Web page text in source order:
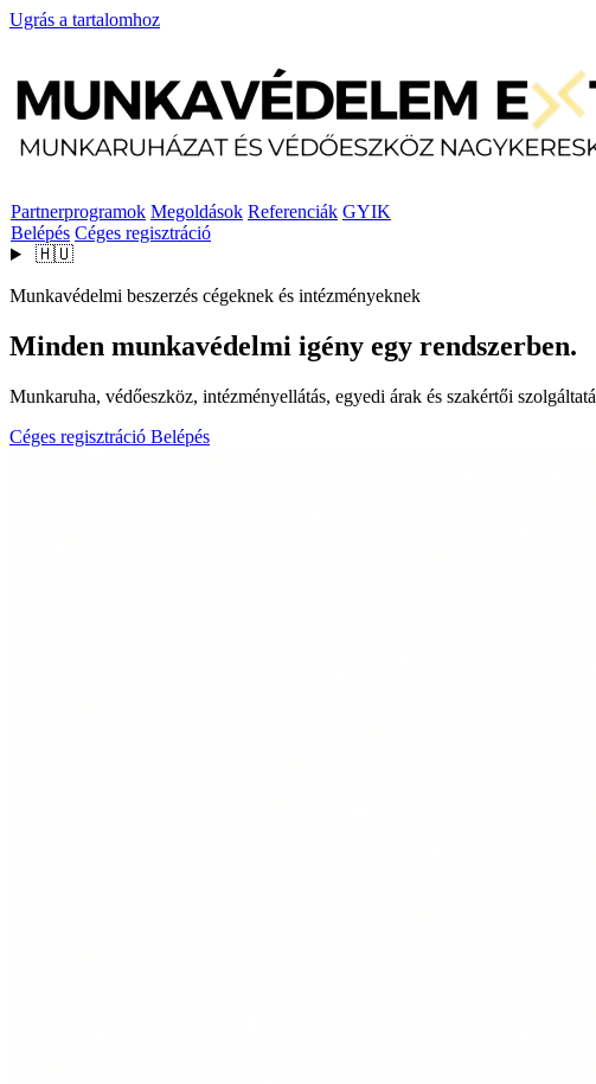
Ugrás a tartalomhoz
Partnerprogramok Megoldások Referenciák GYIK
Belépés Céges regisztráció
🇭🇺
Munkavédelmi beszerzés cégeknek és intézményeknek
Minden munkavédelmi igény egy rendszerben.
Munkaruha, védőeszköz, intézményellátás, egyedi árak és szakértői
Céges regisztráció Belépés